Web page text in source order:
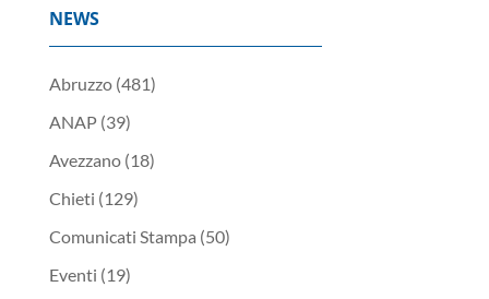
NEWS
Abruzzo(481)
ANAP(39)
Avezzano(18)
Chieti (129)
Comunicati Stampa (50)
Eventi (19)